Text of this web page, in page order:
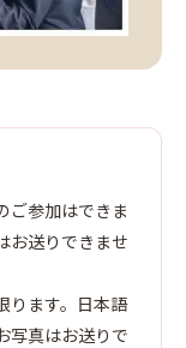
ご参加はできま
お送りできませ
ります。日本語
写真はお送りで